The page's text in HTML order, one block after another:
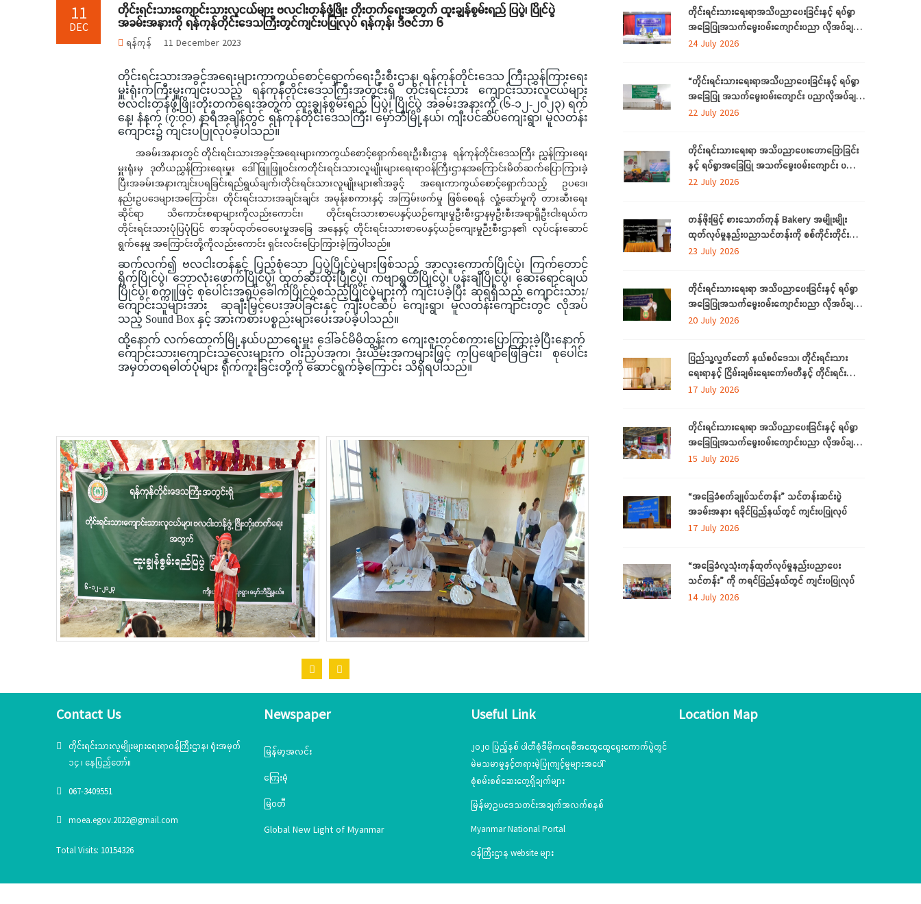
11
DEC
တိုင်းရင်းသားကျောင်းသားလူငယ်များ ဗလငါးတန်ဖွံ့ဖြိုး တိုးတက်ရေးအတွက် ထူးချွန်စွမ်းရည် ပြပွဲ၊ ပြိုင်ပွဲ
အခမ်းအနားကို ရန်ကုန်တိုင်းဒေသကြီးတွင်ကျင်းပပြုလုပ် ရန်ကုန်၊ ဒီဇင်ဘာ ၆
ရန်ကုန် 11 December 2023
တိုင်းရင်းသားအခွင့်အရေးများကာကွယ်စောင့်ရှောက်ရေးဦးစီးဌာန၊ ရန်ကုန်တိုင်းဒေသ ကြီးညွှန်ကြားရေး
မှူးရုံးကကြီးမှူးကျင်းပသည့် ရန်ကုန်တိုင်းဒေသကြီးအတွင်းရှိ တိုင်းရင်းသား ကျောင်းသားလူငယ်များ
ဗလငါးတန်ဖွံ့ဖြိုးတိုးတက်ရေးအတွက် ထူးချွန်စွမ်းရည် ပြပွဲ၊ ပြိုင်ပွဲ အခမ်းအနားကို (၆-၁၂-၂၀၂၃) ရက်
နေ့၊ နံနက် (၇:၀၀) နာရီအချိန်တွင် ရန်ကုန်တိုင်းဒေသကြီး၊ မှော်ဘီမြို့နယ်၊ ကျီးပင်ဆိပ်ကျေးရွာ၊ မူလတန်း
ကျောင်း၌ ကျင်းပပြုလုပ်ခဲ့ပါသည်။
အခမ်းအနားတွင် တိုင်းရင်းသားအခွင့်အရေးများကာကွယ်စောင့်ရှောက်ရေးဦးစီးဌာန ရန်ကုန်တိုင်းဒေသကြီး ညွှန်ကြားရေး
မှူးရုံးမှ ဒုတိယညွှန်ကြားရေးမှူး ဒေါ်ဖြူဖြူဝင်းကတိုင်းရင်းသားလူမျိုးများရေးရာဝန်ကြီးဌာနအကြောင်းမိတ်ဆက်ပြောကြားခဲ့
ပြီးအခမ်းအနားကျင်းပရခြင်းရည်ရွယ်ချက်၊တိုင်းရင်းသားလူမျိုးများ၏အခွင့် အရေးကာကွယ်စောင့်ရှောက်သည့် ဥပဒေ၊
နည်းဥပဒေများအကြောင်း၊ တိုင်းရင်းသားအချင်းချင်း အမုန်းစကားနှင့် အကြမ်းဖက်မှု ဖြစ်စေရန် လှုံ့ဆော်မှုကို တားဆီးရေး
ဆိုင်ရာ သိကောင်းစရာများကိုလည်းကောင်း၊ တိုင်းရင်းသားစာပေနှင့်ယဉ်ကျေးမှုဦးစီးဌာနမှဦးစီးအရာရှိဦးငါးရယ်က
တိုင်းရင်းသားပုံပြပုံပြင် စာအုပ်ထုတ်ဝေပေးမှုအခြေ အနေနှင့် တိုင်းရင်းသားစာပေနှင့်ယဉ်ကျေးမှုဉီးစီးဌာန၏ လုပ်ငန်းဆောင်
ရွက်နေမှု အကြောင်းတို့ကိုလည်းကောင်း ရှင်းလင်းပြောကြားခဲ့ကြပါသည်။
ဆက်လက်၍ ဗလငါးတန်နှင့် ပြည့်စုံသော ပြပွဲပြိုင်ပွဲများဖြစ်သည့် အာလူးကောက်ပြိုင်ပွဲ၊ ကြက်တောင်
ရိုက်ပြိုင်ပွဲ၊ ဘောလုံးဖောက်ပြိုင်ပွဲ၊ ထုတ်ဆီးထိုးပြိုင်ပွဲ၊ ကဗျာရွတ်ပြိုင်ပွဲ၊ ပန်းချီပြိုင်ပွဲ၊ ဆေးရောင်ချယ်
ပြိုင်ပွဲ၊ စက္ကူဖြင့် စုပေါင်းအရုပ်ခေါက်ပြိုင်ပွဲစသည့်ပြိုင်ပွဲများကို ကျင်းပခဲ့ပြီး ဆုရရှိသည့် ကျောင်းသား/
ကျောင်းသူများအား ဆုချီးမြှင့်ပေးအပ်ခြင်းနှင့် ကျီးပင်ဆိပ် ကျေးရွာ၊ မူလတန်းကျောင်းတွင် လိုအပ်
သည့် Sound Box နှင့် အားကစားပစ္စည်းများပေးအပ်ခဲ့ပါသည်။
ထို့နောက် လက်ထောက်မြို့နယ်ပညာရေးမှူး ဒေါ်ခင်မိမိထွန်းက ကျေးဇူးတင်စကားပြောကြားခဲ့ပြီးနောက်
ကျောင်းသား၊ကျောင်းသူလေးများက ဝါးညှပ်အက၊ ဒုံးယိမ်းအကများဖြင့် ကပြဖျော်ဖြေခြင်း၊ စုပေါင်း
အမှတ်တရဓါတ်ပုံများ ရိုက်ကူးခြင်းတို့ကို ဆောင်ရွက်ခဲ့ကြောင်း သိရှိရပါသည်။
တိုင်းရင်းသားရေးရာအသိပညာပေးခြင်းနှင့် ရပ်ရွာ
အခြေပြုအသက်မွေးဝမ်းကျောင်းပညာ လိုအပ်ချက်
တို့ကို ဆန်းစစ်စီမံခြင်းအစီအစဉ်ကို ဧရာဝတီတိုင်း
24 July 2026
“တိုင်းရင်းသားရေးရာအသိပညာပေးခြင်းနှင့် ရပ်ရွာ
အခြေပြု အသက်မွေးဝမ်းကျောင်း ပညာလိုအပ်ချက်
ဆန်းစစ်စီမံခြင်း အစီအစဉ်” နှင့် “အခြေခံစက်ချုပ်
ပြုလုပ်
22 July 2026
တိုင်းရင်းသားရေးရာ အသိပညာပေးဟောပြောခြင်း
နှင့် ရပ်ရွာအခြေပြု အသက်မွေးဝမ်းကျောင်း ပညာ
လိုအပ်ချက်တို့ကို ဆန်းစစ်စီမံခြင်း အစီအစဉ်ကို
22 July 2026
တန်ဖိုးမြင့် စားသောက်ကုန် Bakery အမျိုးမျိုး
ထုတ်လုပ်မှုနည်းပညာသင်တန်းကို စစ်ကိုင်းတိုင်း
ဒေသကြီး၊ လဟယ်မြို့၌ ဖွင့်လှစ်
23 July 2026
တိုင်းရင်းသားရေးရာ အသိပညာပေးခြင်းနှင့် ရပ်ရွာ
အခြေပြုအသက်မွေးဝမ်းကျောင်းပညာ လိုအပ်ချက်
များကို ဆန်းစစ်စီမံခြင်း အစီအစဉ်ကို ပဲခူးတိုင်း
20 July 2026
ပြည်သူ့လွှတ်တော် နယ်စပ်ဒေသ၊ တိုင်းရင်းသား
ရေးရာနှင့် ငြိမ်းချမ်းရေးကော်မတီနှင့် တိုင်းရင်းသား
လူမျိုးများရေးရာဝန်ကြီးဌာနတို့ တွေ့ဆုံဆွေးနွေး
17 July 2026
တိုင်းရင်းသားရေးရာ အသိပညာပေးခြင်းနှင့် ရပ်ရွာ
အခြေပြုအသက်မွေးဝမ်းကျောင်းပညာ လိုအပ်ချက်
တို့ကို ဆန်းစစ်စီမံခြင်း အစီအစဉ်ကို ပဲခူးတိုင်းဒေသ
15 July 2026
“အခြေခံစက်ချုပ်သင်တန်း” သင်တန်းဆင်းပွဲ
အခမ်းအနား ရခိုင်ပြည်နယ်တွင် ကျင်းပပြုလုပ်
17 July 2026
“အခြေခံလူသုံးကုန်ထုတ်လုပ်မှုနည်းပညာပေး
သင်တန်း” ကို ကရင်ပြည်နယ်တွင် ကျင်းပပြုလုပ်
14 July 2026
Contact Us
တိုင်းရင်းသားလူမျိုးများရေးရာဝန်ကြီးဌာန၊ ရုံးအမှတ်
၁၄ ၊ နေပြည်တော်။
067-3409551
moea.egov.2022@gmail.com
Total Visits: 10154326
Newspaper
မြန်မာ့အလင်း
ကြေးမုံ
မြဝတီ
Global New Light of Myanmar
Useful Link
၂၀၂၀ ပြည့်နှစ် ပါတီစုံဒီမိုကရေစီအထွေထွေရွေးကောက်ပွဲတွင်
မဲမသမာမှုနှင့်တရားမဲ့ပြုကျင့်မှုများအပေါ်
စုံစမ်းစစ်ဆေးတွေ့ရှိချက်များ
မြန်မာ့ဥပဒေသတင်းအချက်အလက်စနစ်
Myanmar National Portal
ဝန်ကြီးဌာန website များ
Location Map